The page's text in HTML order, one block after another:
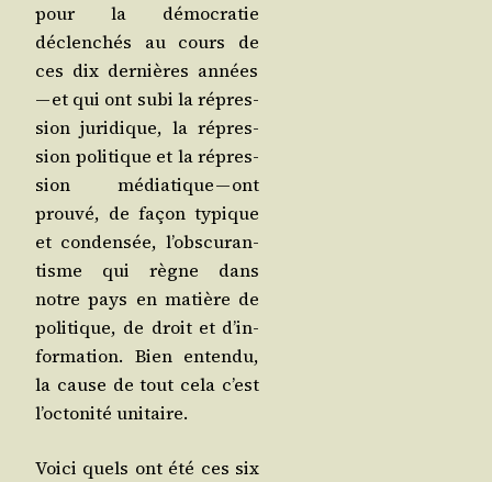
pour la démo­cra­tie
déclen­chés au cours de
ces dix der­nières années
— et qui ont subi la répres­
sion juri­dique, la répres­
sion poli­tique et la répres­
sion média­tique — ont
prou­vé, de façon typique
et conden­sée, l’obs­cu­ran­
tisme qui règne dans
notre pays en matière de
poli­tique, de droit et d’in­
for­ma­tion. Bien enten­du,
la cause de tout cela c’est
l’oc­to­ni­té unitaire.
Voi­ci quels ont été ces six